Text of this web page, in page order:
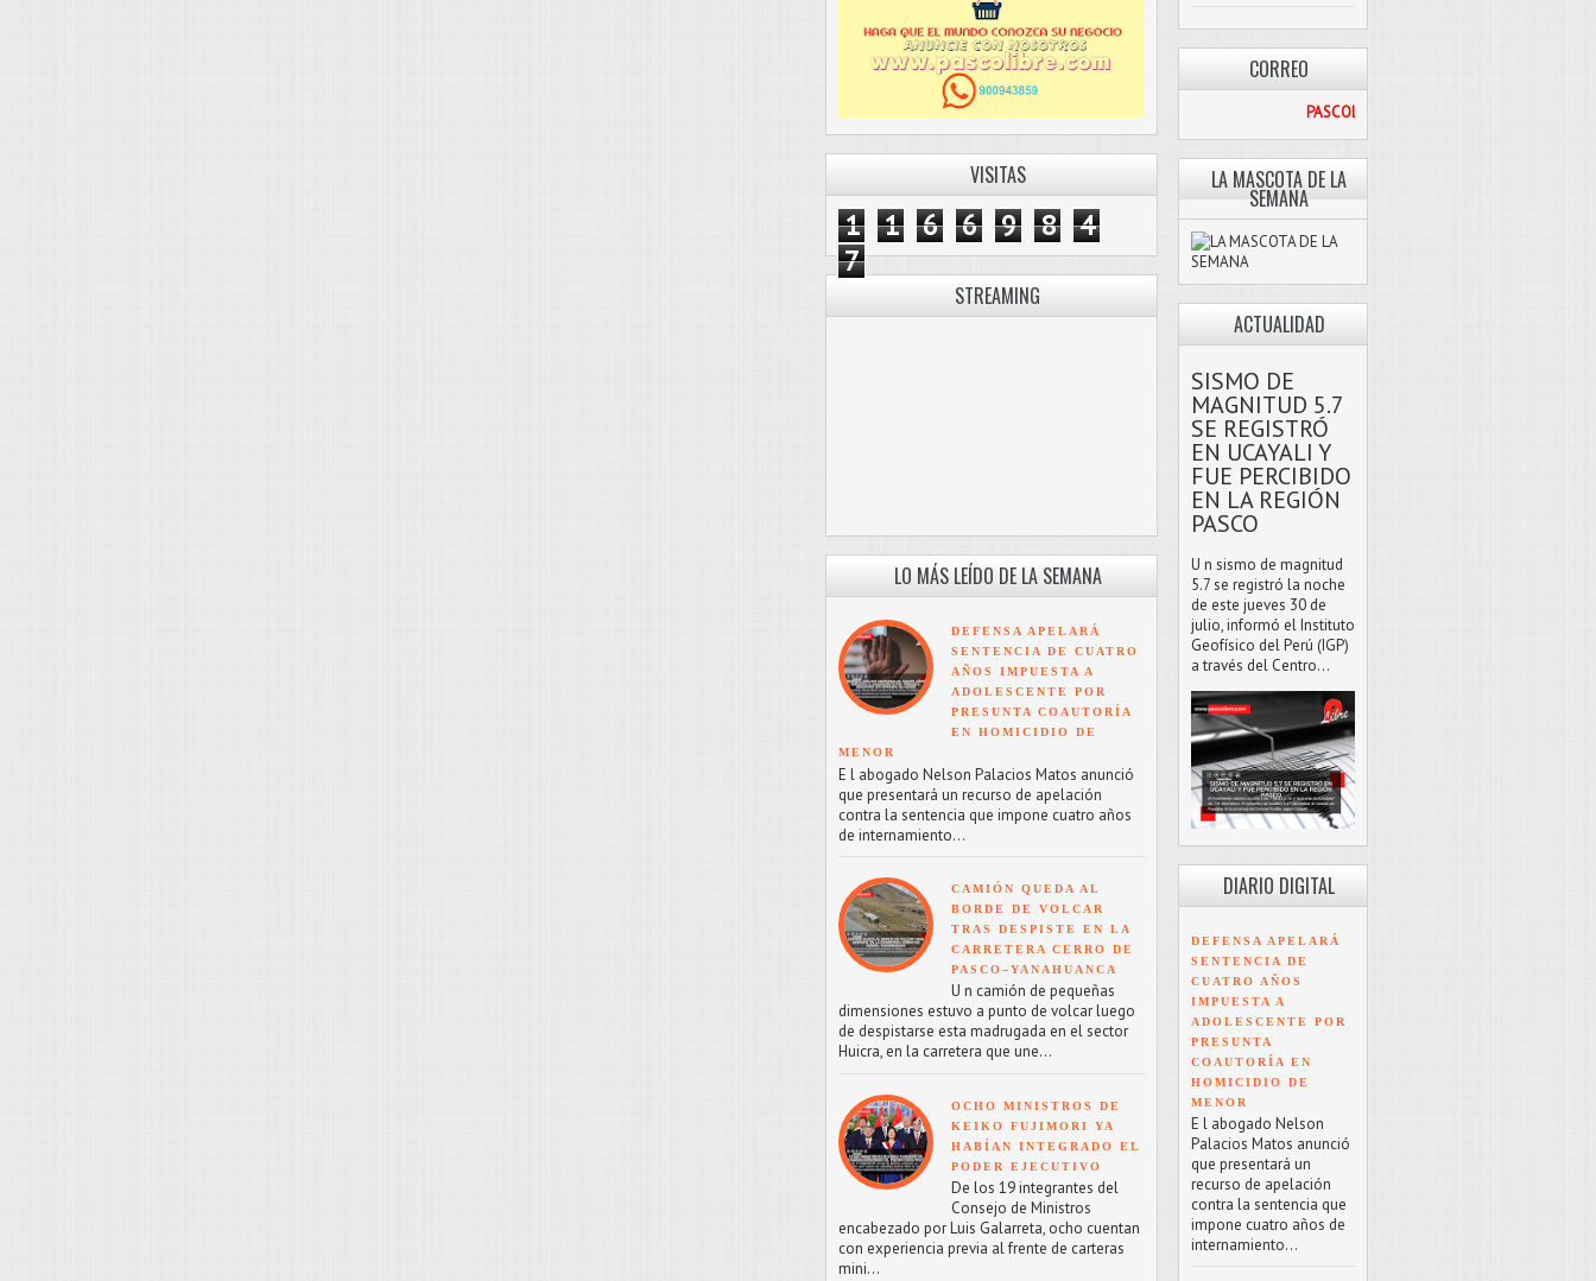
VISITAS
1 1 6 6 9 8
4
7
STREAMING
LO MÁS LEÍDO DE LA SEMANA
DEFENSA APELARÁ
SENTENCIA DE CUATRO
AÑOS IMPUESTA A
ADOLESCENTE POR
PRESUNTA COAUTORÍA
EN HOMICIDIO DE
MENOR
E l abogado Nelson Palacios Matos anunció
que presentará un recurso de apelación
contra la sentencia que impone cuatro años
de internamiento...
CAMIÓN QUEDA AL
BORDE DE VOLCAR
TRAS DESPISTE EN LA
CARRETERA CERRO DE
PASCO–YANAHUANCA
U n camión de pequeñas
dimensiones estuvo a punto de volcar luego
de despistarse esta madrugada en el sector
Huicra, en la carretera que une...
OCHO MINISTROS DE
KEIKO FUJIMORI YA
HABÍAN INTEGRADO EL
PODER EJECUTIVO
De los 19 integrantes del
Consejo de Ministros
encabezado por Luis Galarreta, ocho cuentan
con experiencia previa al frente de carteras
mini...
CORREO
LA MASCOTA DE LA
SEMANA
ACTUALIDAD
SISMO DE
MAGNITUD 5.7
SE REGISTRÓ
EN UCAYALI Y
FUE PERCIBIDO
EN LA REGIÓN
PASCO
U n sismo de magnitud
5.7 se registró la noche
de este jueves 30 de
julio, informó el Instituto
Geofísico del Perú (IGP)
a través del Centro...
DIARIO DIGITAL
DEFENSA APELARÁ
SENTENCIA DE
CUATRO AÑOS
IMPUESTA A
ADOLESCENTE POR
PRESUNTA
COAUTORÍA EN
HOMICIDIO DE
MENOR
E l abogado Nelson
Palacios Matos anunció
que presentará un
recurso de apelación
contra la sentencia que
impone cuatro años de
internamiento...